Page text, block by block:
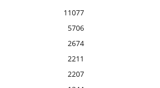
11077
5706
2674
2211
2207